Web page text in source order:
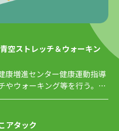
空ストレッチ＆ウォーキン
康増進センター健康運動指導
やウォーキング等を行う。事
料。
アタック